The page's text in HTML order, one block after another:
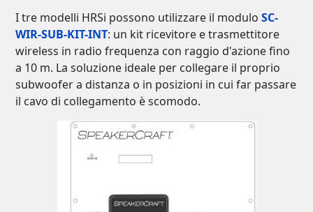
I tre modelli HRSi possono utilizzare il moduloSC-
WIR-SUB-KIT-INT: un kit ricevitore e trasmettitore
wireless in radio frequenza con raggio d'azione fino
a 10 m. La soluzione ideale per collegare il proprio
subwoofer a distanza o in posizioni in cui far passare
il cavo di collegamento è scomodo.